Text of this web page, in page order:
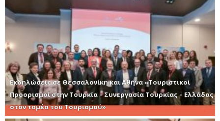
Εκδηλώσεις σε Θεσσαλονίκη και Αθήνα «Τουριστικοί
Προορισμοί στην Τουρκία – Συνεργασία Τουρκίας – Ελλάδας
στον τομέα του Τουρισμού»